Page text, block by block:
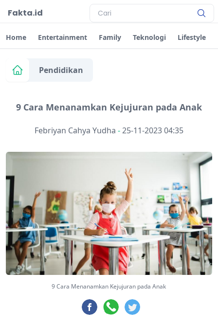
Fakta.id
Home Entertainment Family Teknologi Lifestyle
Pendidikan
9 Cara Menanamkan Kejujuran pada Anak
Febriyan Cahya Yudha -25-11-2023 04:35
9 Cara Menanamkan Kejujuran pada Anak